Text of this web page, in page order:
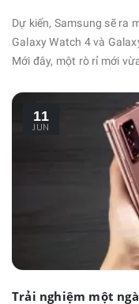
Dự kiến, Samsung sẽ ra
Galaxy Watch 4 và
Mới đây, một rò rỉ mới
đã đăng một tweet khá
11
JUN
Trải nghiệm một